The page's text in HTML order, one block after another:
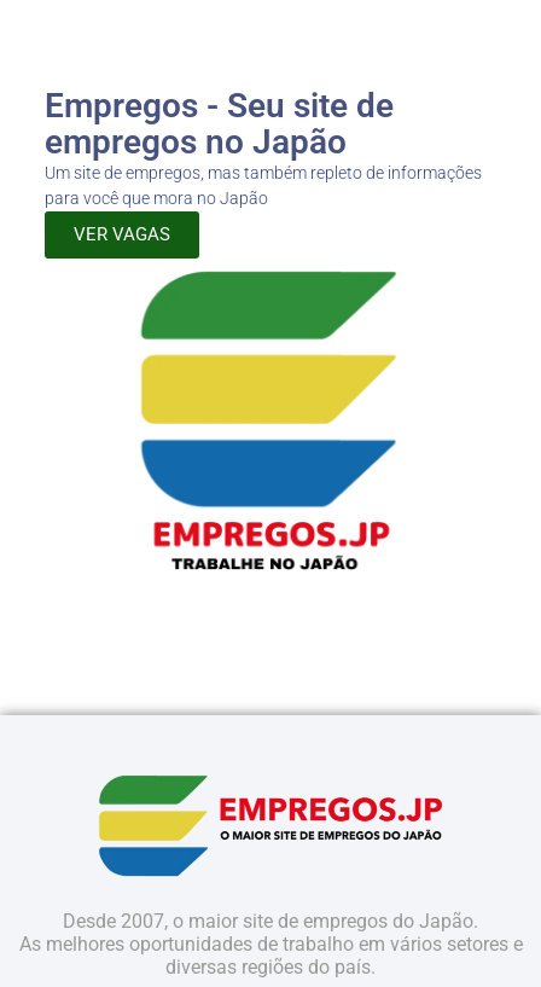
Empregos - Seu site de
empregos no Japão
Um site de empregos, mas também repleto de informações
para você que mora no Japão
VER VAGAS
Desde 2007, o maior site de empregos do Japão.
As melhores oportunidades de trabalho em vários setores e
diversas regiões do país.